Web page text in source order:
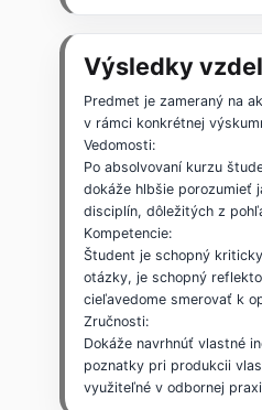
Výsledky
Predmet je zameraný na
v rámci konkrétnej
Vedomosti:
Po absolvovaní kurzu
dokáže hlbšie porozumieť
disciplín, dôležitých z
Kompetencie:
Študent je schopný
otázky, je schopný
cieľavedome smerovať k
Zručnosti:
Dokáže navrhnúť vlastné
poznatky pri produkcii
využiteľné v odbornej